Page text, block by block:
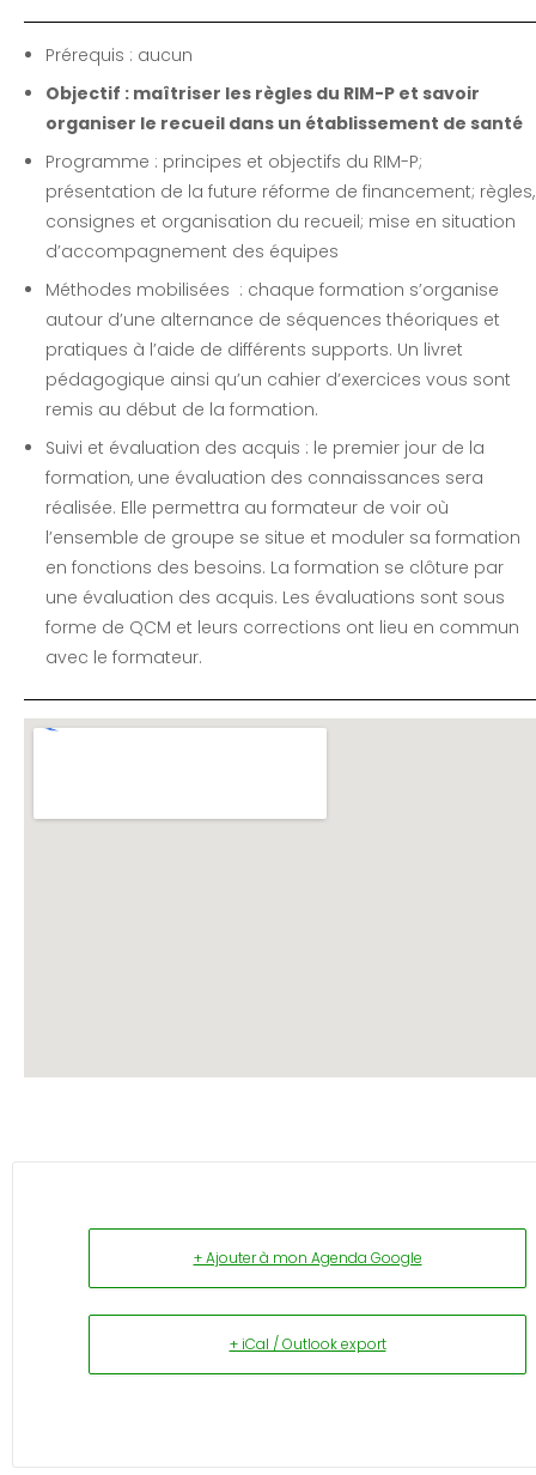
Prérequis : aucun
Objectif : maîtriser les règles du RIM-P et savoir
organiser le recueil dans un établissement de santé
Programme : principes et objectifs du RIM-P;
présentation de la future réforme de financement; règles,
consignes et organisation du recueil; mise en situation
d’accompagnement des équipes
Méthodes mobilisées : chaque formation s’organise
autour d’une alternance de séquences théoriques et
pratiques à l’aide de différents supports. Un livret
pédagogique ainsi qu’un cahier d’exercices vous sont
remis au début de la formation.
Suivi et évaluation des acquis : le premier jour de la
formation, une évaluation des connaissances sera
réalisée. Elle permettra au formateur de voir où
l’ensemble de groupe se situe et moduler sa formation
en fonctions des besoins. La formation se clôture par
une évaluation des acquis. Les évaluations sont sous
forme de QCM et leurs corrections ont lieu en commun
avec le formateur.
+ Ajouter à mon Agenda Google
+ iCal / Outlook export